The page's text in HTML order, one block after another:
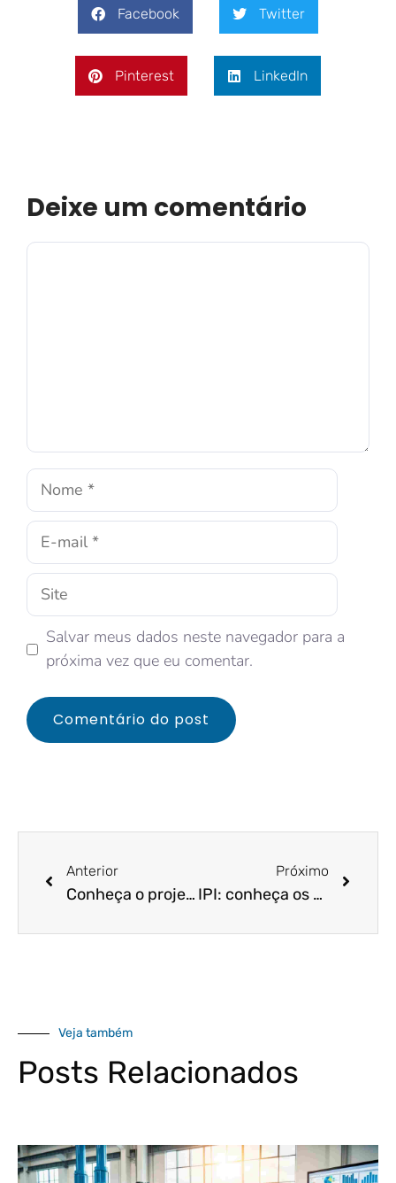
Facebook Twitter
Pinterest LinkedIn
Deixe um comentário
Salvar meus dados neste navegador para a
próxima vez que eu comentar.
Anterior
Conheça o projeto que busca pôr fim ao ICMS sobre a transferência de produtos da mesma empresa
Próximo
IPI: conheça os planos do governo para esse tributo. Você não vai acreditar!
Veja também
Posts Relacionados